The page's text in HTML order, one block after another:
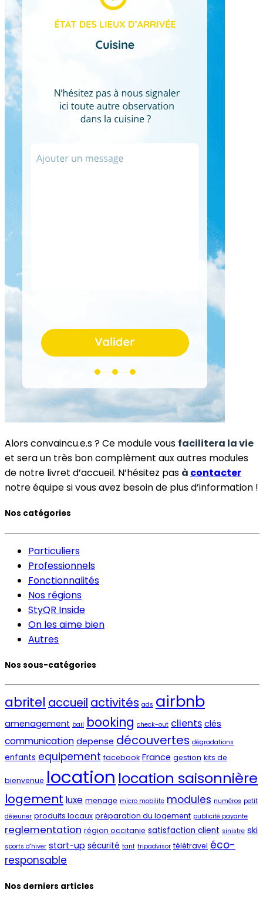
Alors convaincu.e.s ? Ce module vous facilitera la vie
et sera un très bon complèment aux autres modules
de notre livret d’accueil. N’hésitez pas à contacter
notre équipe si vous avez besoin de plus d’information !
Nos catégories
Particuliers
Professionnels
Fonctionnalités
Nos régions
StyQR Inside
On les aime bien
Autres
Nos sous-catégories
abritel accueil activités ads airbnb
amenagement bail booking check-out clients clés
communication depense découvertes dégradations
enfants equipement facebook France gestion kits de
bienvenue location location saisonnière
logement luxe menage micro mobilite modules numéros petit
déjeuner produits locaux préparation du logement publicité payante
reglementation région occitanie satisfaction client sinistre ski
sports d'hiver start-up sécurité tarif tripadvisor télétravel éco-
responsable
Nos derniers articles